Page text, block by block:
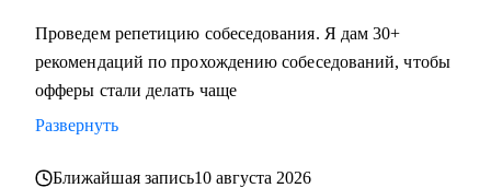
• Планируешь сменить роль или профиль
• Стремишься стать руководителем
• Хочешь быть полностью уверен в своём резюме и
коммуникациях
Проведем репетицию собеседования. Я дам 30+
рекомендаций по прохождению собеседований, чтобы
офферы стали делать чаще
Развернуть
Ближайшая запись10 августа 2026